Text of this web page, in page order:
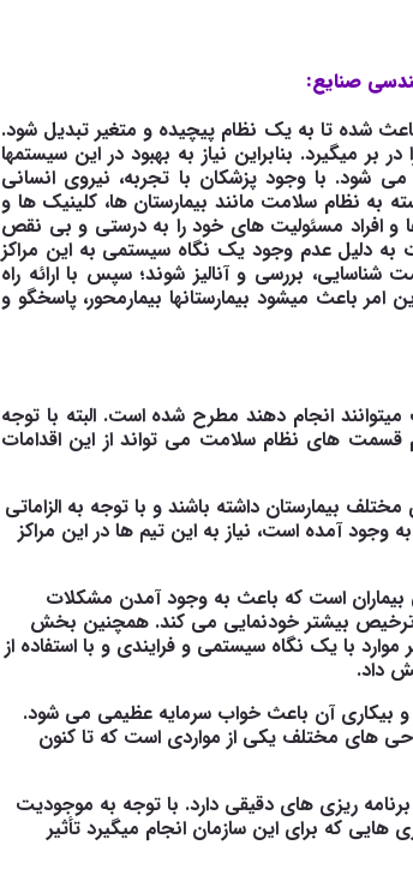
صنایع:
شده تا به یک نظام پیچیده و متغیر تبدیل شود.
در بر میگیرد. بنابراین نیاز به بهبود در این سیستمها
می شود. با وجود پزشکان با تجربه، نیروی انسانی
به نظام سلامت مانند بیمارستان ها، کلینیک ها و
و افراد مسئولیت های خود را به درستی و بی نقص
به دلیل عدم وجود یک نگاه سیستمی به این مراکز
شناسایی، بررسی و آنالیز شوند؛ سپس با ارائه راه
امر باعث میشود بیمارستانها بیمارمحور، پاسخگو و
انجام دهند مطرح شده است. البته با توجه
قسمت های نظام سلامت می تواند از این اقدامات
بیمارستان داشته باشند و با توجه به الزاماتی
وجود آمده است، نیاز به این تیم ها در این مراکز
بیماران است که باعث به وجود آمدن مشکلات
بیشتر خودنمایی می کند. همچنین بخش
با یک نگاه سیستمی و فرایندی و با استفاده از
داد.
و بیکاری آن باعث خواب سرمایه عظیمی می شود.
های مختلف یکی از مواردی است که تا کنون
ریزی های دقیقی دارد. با توجه به موجودیت
هایی که برای این سازمان انجام میگیرد تأثیر